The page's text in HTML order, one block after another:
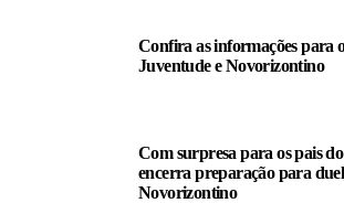
Confira as informações para
Juventude e Novorizontino
Com surpresa para os pais
encerra preparação para
Novorizontino